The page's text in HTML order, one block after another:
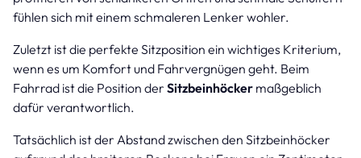
fühlen sich mit einem schmaleren Lenker wohler.
Zuletzt ist die perfekte Sitzposition ein wichtiges Kriterium,
wenn es um Komfort und Fahrvergnügen geht. Beim
Fahrrad ist die Position der Sitzbeinhöcker maßgeblich
dafür verantwortlich.
Tatsächlich ist der Abstand zwischen den Sitzbeinhöcker